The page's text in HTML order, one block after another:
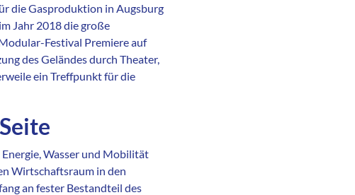
die Gasproduktion in Augsburg
Jahr 2018 die große
Festival Premiere auf
des Geländes durch Theater,
ein Treffpunkt für die
Wasser und Mobilität
Wirtschaftsraum in den
an fester Bestandteil des